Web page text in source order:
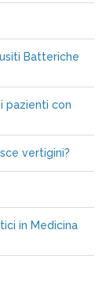
Batteriche
pazienti con
vertigini?
in Medicina